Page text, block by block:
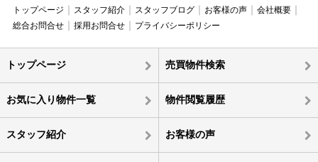
トップページ スタッフ紹介 スタッフブログ お客様の声
会社概要
総合お問合せ
採用お問合せ プライバシーポリシー
トップページ 売買物件検索
お気に入り物件一覧 物件閲覧履歴
スタッフ紹介 お客様の声